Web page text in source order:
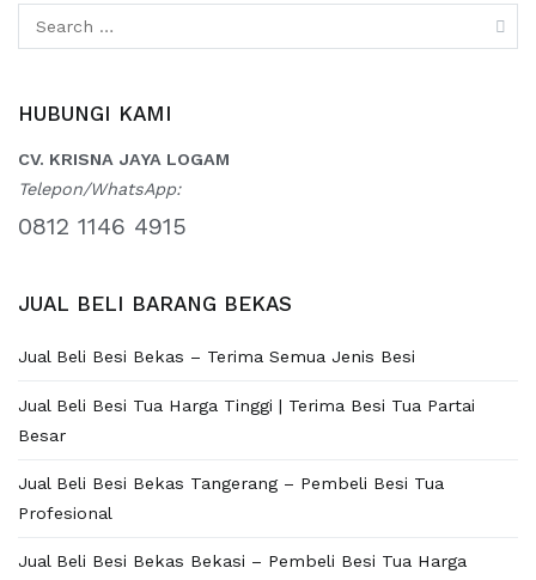
for:
HUBUNGI KAMI
CV. KRISNA JAYA LOGAM
Telepon/WhatsApp:
0812 1146 4915
JUAL BELI BARANG BEKAS
Jual Beli Besi Bekas – Terima Semua Jenis Besi
Jual Beli Besi Tua Harga Tinggi | Terima Besi Tua Partai
Besar
Jual Beli Besi Bekas Tangerang – Pembeli Besi Tua
Profesional
Jual Beli Besi Bekas Bekasi – Pembeli Besi Tua Harga